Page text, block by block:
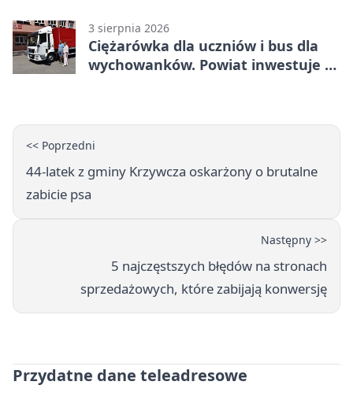
3 sierpnia 2026
Ciężarówka dla uczniów i bus dla
wychowanków. Powiat inwestuje w
<< Poprzedni
44-latek z gminy Krzywcza oskarżony o brutalne
zabicie psa
Następny >>
5 najczęstszych błędów na stronach
sprzedażowych, które zabijają konwersję
Przydatne dane teleadresowe